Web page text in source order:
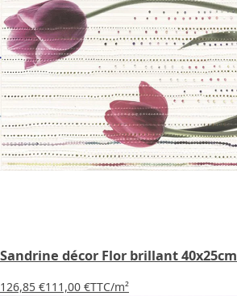
Sandrine décor Flor brillant 40x25cm
126,85 €111,00 €TTC/m²